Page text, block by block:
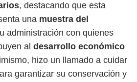
, destacando que esta
una muestra del
administración con quienes
al desarrollo económico
hizo un llamado a cuidar
garantizar su conservación y